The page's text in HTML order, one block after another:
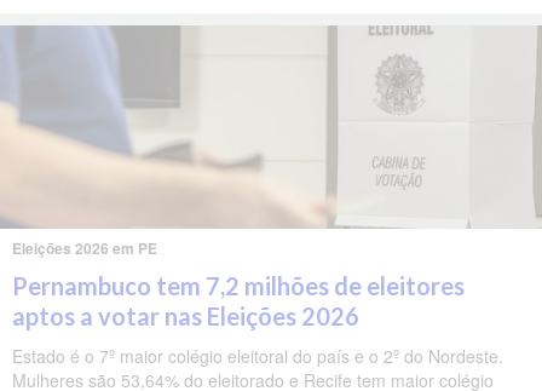
Eleições 2026 em PE
Pernambuco tem 7,2 milhões de eleitores
aptos a votar nas Eleições 2026
Estado é o 7º maior colégio eleitoral do país e o 2º do Nordeste.
Mulheres são 53,64% do eleitorado e Recife tem maior colégio